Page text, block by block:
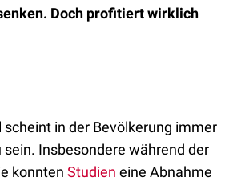
Doch profitiert wirklich
in der Bevölkerung immer
Insbesondere während der
konnten Studien eine Abnahme